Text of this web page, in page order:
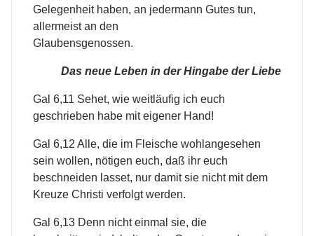
Gelegenheit haben, an jedermann Gutes tun,
allermeist an den
Glaubensgenossen.
Das neue Leben in der Hingabe der Liebe
Gal 6,11 Sehet, wie weitläufig ich euch
geschrieben habe mit eigener Hand!
Gal 6,12 Alle, die im Fleische wohlangesehen
sein wollen, nötigen euch, daß ihr euch
beschneiden lasset, nur damit sie nicht mit dem
Kreuze Christi verfolgt werden.
Gal 6,13 Denn nicht einmal sie, die